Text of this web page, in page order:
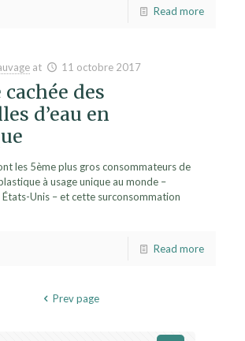
Read more
at 11 octobre 2017
cachée des
d’eau en
les 5ème plus gros consommateurs de
à usage unique au monde –
Unis – et cette surconsommation
Read more
Prev page